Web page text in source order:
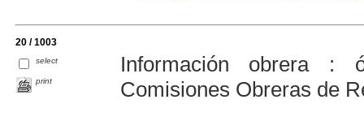
20 / 1003
select
print
Información obrera :
Comisiones Obreras de